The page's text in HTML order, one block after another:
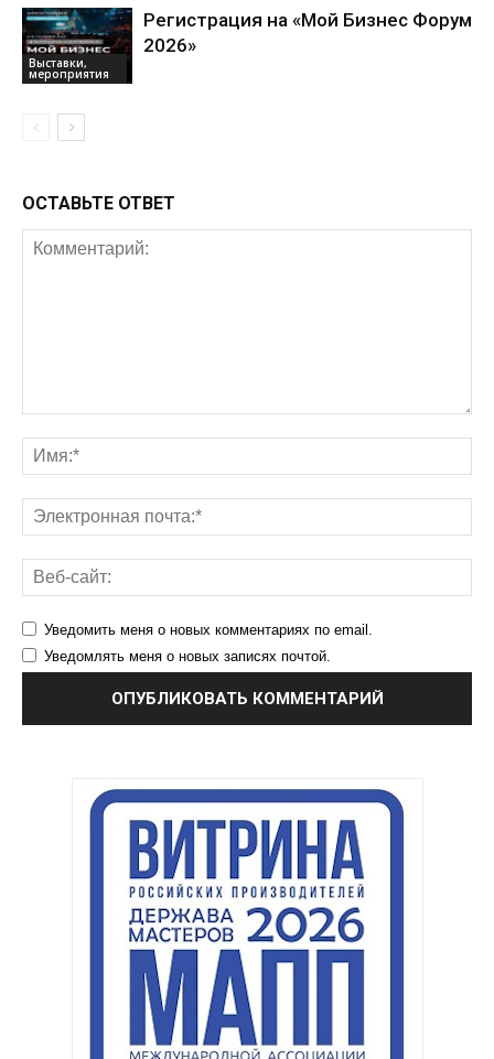
Выставки,
мероприятия
Регистрация на «Мой Бизнес Форум
2026»
ОСТАВЬТЕ ОТВЕТ
Уведомить меня о новых комментариях по email.
Уведомлять меня о новых записях почтой.